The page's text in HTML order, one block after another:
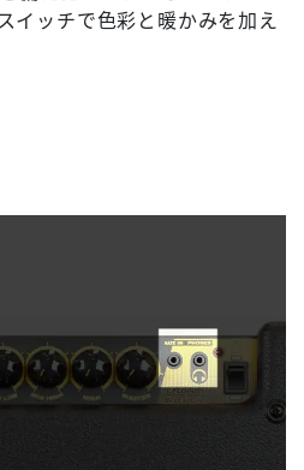
イッチで色彩と暖かみを加え